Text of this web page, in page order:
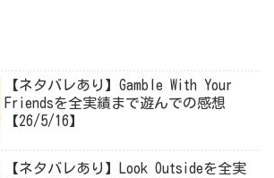
【ネタバレあり】Gamble With Your
Friendsを全実績まで遊んでの感想
【26/5/16】
【ネタバレあり】Look Outsideを全実